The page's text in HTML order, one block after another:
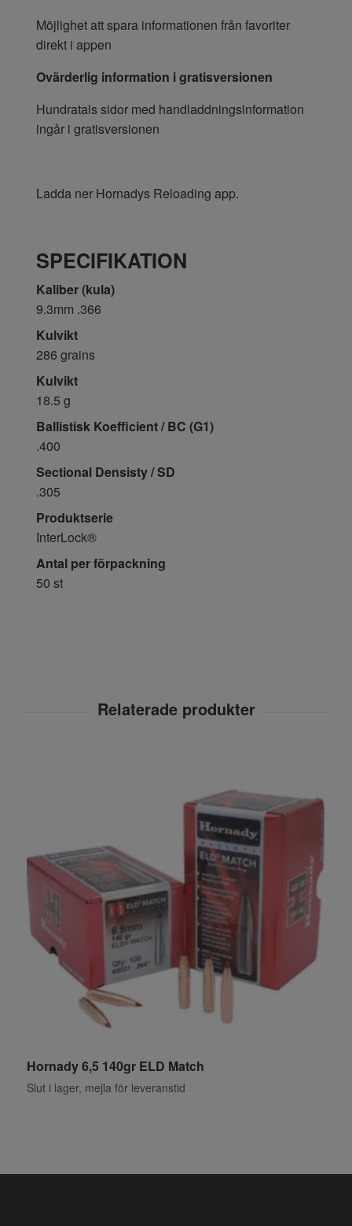
Möjlighet att spara informationen från favoriter
direkt i appen
Ovärderlig information i gratisversionen
Hundratals sidor med handladdningsinformation
ingår i gratisversionen
Ladda ner Hornadys Reloading app.
SPECIFIKATION
Kaliber (kula)
9.3mm .366
Kulvikt
286 grains
Kulvikt
18.5 g
Ballistisk Koefficient / BC (G1)
.400
Sectional Densisty / SD
.305
Produktserie
InterLock®
Antal per förpackning
50 st
Hornady 6,5 140gr ELD Match
Slut i lager, mejla för leveranstid